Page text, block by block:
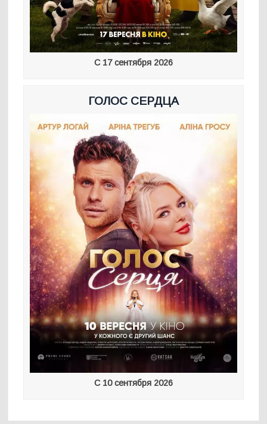
С 17 сентября 2026
ГОЛОС СЕРДЦА
С 10 сентября 2026